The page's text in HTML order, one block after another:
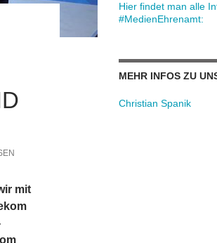
mit
Hier findet man alle
#MedienEhrenamt:
MEHR INFOS ZU
Christian Spanik